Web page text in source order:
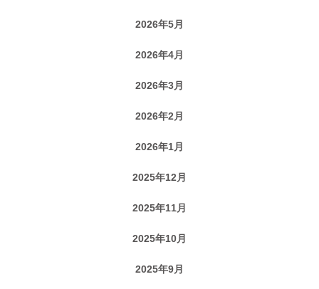
2026年5月
2026年4月
2026年3月
2026年2月
2026年1月
2025年12月
2025年11月
2025年10月
2025年9月